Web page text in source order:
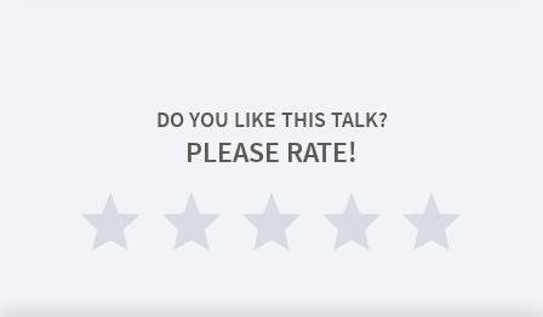
DO YOU LIKE THIS TALK?
PLEASE RATE!